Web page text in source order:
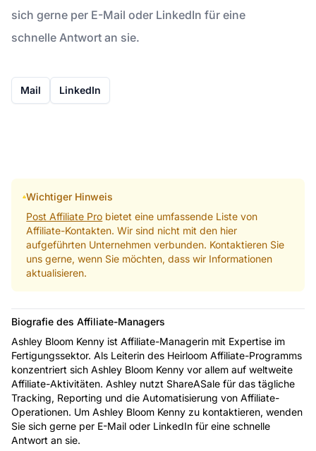
sich gerne per E-Mail oder LinkedIn für eine
schnelle Antwort an sie.
Mail LinkedIn
Wichtiger Hinweis
Post Affiliate Pro bietet eine umfassende Liste von
Affiliate-Kontakten. Wir sind nicht mit den hier
aufgeführten Unternehmen verbunden. Kontaktieren Sie
uns gerne, wenn Sie möchten, dass wir Informationen
aktualisieren.
Biografie des Affiliate-Managers
Ashley Bloom Kenny ist Affiliate-Managerin mit Expertise im
Fertigungssektor. Als Leiterin des Heirloom Affiliate-Programms
konzentriert sich Ashley Bloom Kenny vor allem auf weltweite
Affiliate-Aktivitäten. Ashley nutzt ShareASale für das tägliche
Tracking, Reporting und die Automatisierung von Affiliate-
Operationen. Um Ashley Bloom Kenny zu kontaktieren, wenden
Sie sich gerne per E-Mail oder LinkedIn für eine schnelle
Antwort an sie.